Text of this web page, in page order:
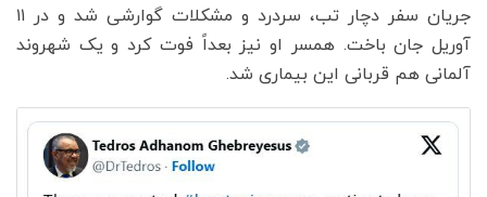
جریان سفر دچار تب، سردرد و مشکلات گوارشی شد و در ۱۱
آوریل جان باخت. همسر او نیز بعداً فوت کرد و یک شهروند
آلمانی هم قربانی این بیماری شد.